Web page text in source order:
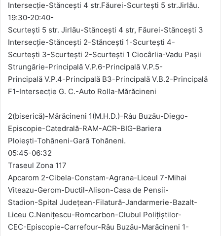
Intersecție-Stăncești 4 str.Făurei-Scurtești 5 str.Jirlău.
19:30-20:40-
Scurtești 5 str. Jirlău-Stăncești 4 str, Făurei-Stăncești 3
Intersecție-Stăncești 2-Stăncești 1-Scurtești 4-
Scurtești 3-Scurtești 2-Scurtești 1 Ciocârlia-Vadu Pașii
Strungărie-Principală V.P.6-Principală V.P.5-
Principală V.P.4-Principală B3-Principală V.B.2-Principală
F1-Intersecție G. C.-Auto Rolla-Mărăcineni
2(biserică)-Mărăcineni 1(M.H.D.)-Râu Buzău-Diego-
Episcopie-Catedrală-RAM-ACR-BIG-Bariera
Ploiești-Tohăneni-Gară Tohăneni.
05:45-06:32
Traseul Zona 117
Apcarom 2-Cibela-Constam-Agrana-Liceul 7-Mihai
Viteazu-Gerom-Ductil-Alison-Casa de Pensii-
Stadion-Spital Județean-Filatură-Jandarmerie-Bazalt-
Liceu C.Nenițescu-Romcarbon-Clubul Polițiștilor-
CEC-Episcopie-Carrefour-Râu Buzău-Marăcineni 1-